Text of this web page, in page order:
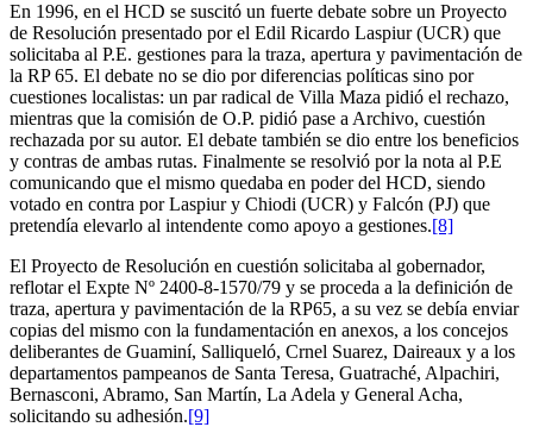
En 1996, en el HCD se suscitó un fuerte debate sobre un Proyecto
de Resolución presentado por el Edil Ricardo Laspiur (UCR) que
solicitaba al P.E. gestiones para la traza, apertura y pavimentación de
la RP 65. El debate no se dio por diferencias políticas sino por
cuestiones localistas: un par radical de Villa Maza pidió el rechazo,
mientras que la comisión de O.P. pidió pase a Archivo, cuestión
rechazada por su autor. El debate también se dio entre los beneficios
y contras de ambas rutas. Finalmente se resolvió por la nota al P.E
comunicando que el mismo quedaba en poder del HCD, siendo
votado en contra por Laspiur y Chiodi (UCR) y Falcón (PJ) que
pretendía elevarlo al intendente como apoyo a gestiones.[8]
El Proyecto de Resolución en cuestión solicitaba al gobernador,
reflotar el Expte Nº 2400-8-1570/79 y se proceda a la definición de
traza, apertura y pavimentación de la RP65, a su vez se debía enviar
copias del mismo con la fundamentación en anexos, a los concejos
deliberantes de Guaminí, Salliqueló, Crnel Suarez, Daireaux y a los
departamentos pampeanos de Santa Teresa, Guatraché, Alpachiri,
Bernasconi, Abramo, San Martín, La Adela y General Acha,
solicitando su adhesión.[9]